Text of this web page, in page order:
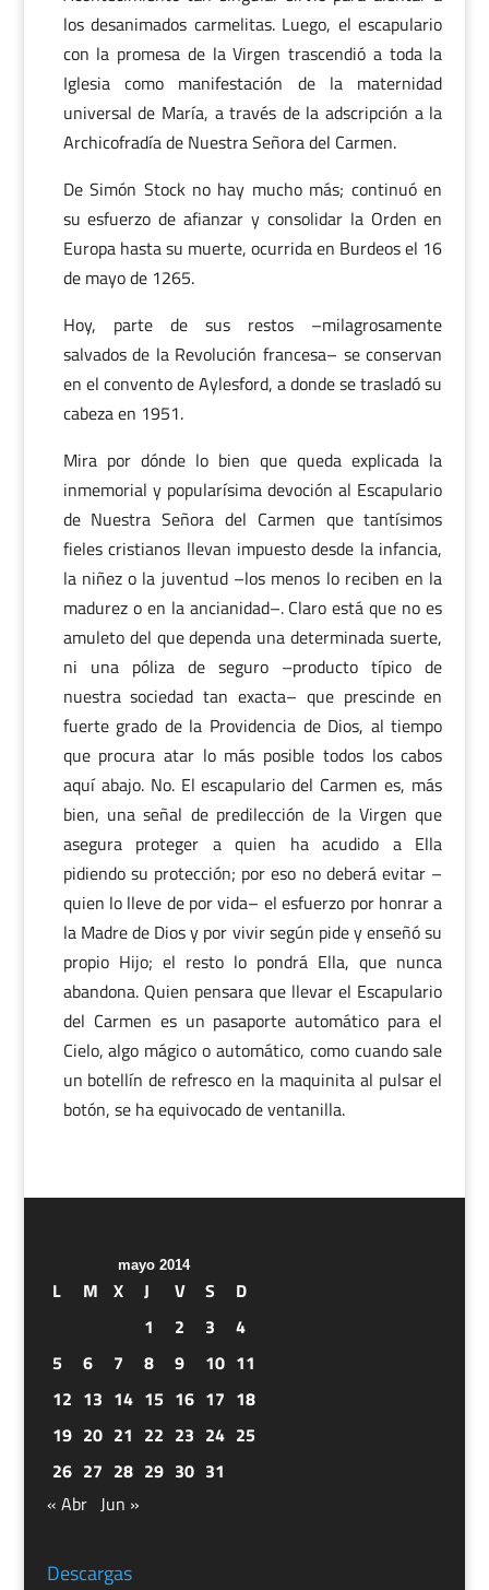
los desanimados carmelitas. Luego, el escapulario
con la promesa de la Virgen trascendió a toda la
Iglesia como manifestación de la maternidad
universal de María, a través de la adscripción a la
Archicofradía de Nuestra Señora del Carmen.
De Simón Stock no hay mucho más; continuó en
su esfuerzo de afianzar y consolidar la Orden en
Europa hasta su muerte, ocurrida en Burdeos el 16
de mayo de 1265.
Hoy, parte de sus restos –milagrosamente
salvados de la Revolución francesa– se conservan
en el convento de Aylesford, a donde se trasladó su
cabeza en 1951.
Mira por dónde lo bien que queda explicada la
inmemorial y popularísima devoción al Escapulario
de Nuestra Señora del Carmen que tantísimos
fieles cristianos llevan impuesto desde la infancia,
la niñez o la juventud –los menos lo reciben en la
madurez o en la ancianidad–. Claro está que no es
amuleto del que dependa una determinada suerte,
ni una póliza de seguro –producto típico de
nuestra sociedad tan exacta– que prescinde en
fuerte grado de la Providencia de Dios, al tiempo
que procura atar lo más posible todos los cabos
aquí abajo. No. El escapulario del Carmen es, más
bien, una señal de predilección de la Virgen que
asegura proteger a quien ha acudido a Ella
pidiendo su protección; por eso no deberá evitar –
quien lo lleve de por vida– el esfuerzo por honrar a
la Madre de Dios y por vivir según pide y enseñó su
propio Hijo; el resto lo pondrá Ella, que nunca
abandona. Quien pensara que llevar el Escapulario
del Carmen es un pasaporte automático para el
Cielo, algo mágico o automático, como cuando sale
un botellín de refresco en la maquinita al pulsar el
botón, se ha equivocado de ventanilla.
mayo 2014
L M X J V S
D
1
2 3
4
5
6 7 8 9 10 11
12 13 14 15 16 17 18
19 20 21 22 23 24 25
26 27 28 29 30 31
« Abr Jun »
Descargas